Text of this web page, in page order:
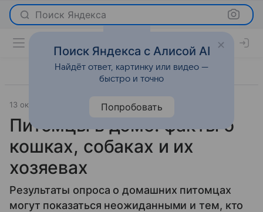
Поиск Яндекса
13 октября 2015 Новости
Питомцы в доме: факты о
кошках, собаках и их
хозяевах
Результаты опроса о домашних питомцах
могут показаться неожиданными и тем, кто
Поиск Яндекса с Алисой AI
Найдёт ответ, картинку или видео —
быстро и точно
Попробовать